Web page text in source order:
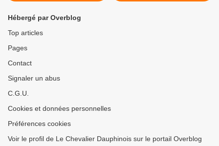
Hébergé par Overblog
Top articles
Pages
Contact
Signaler un abus
C.G.U.
Cookies et données personnelles
Préférences cookies
Voir le profil de Le Chevalier Dauphinois sur le portail Overblog